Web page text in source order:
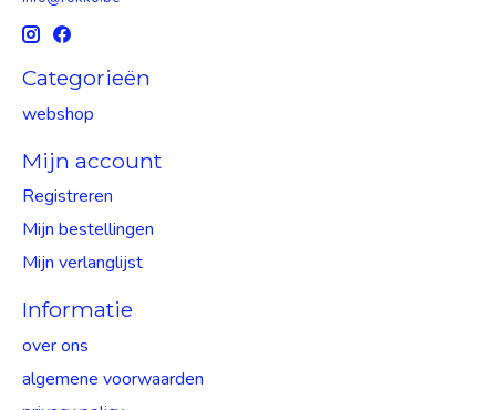
Categorieën
webshop
Mijn account
Registreren
Mijn bestellingen
Mijn verlanglijst
Informatie
over ons
algemene voorwaarden